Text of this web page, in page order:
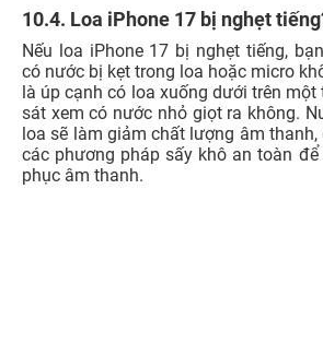
10.4. Loa iPhone 17 bị nghẹt
Nếu loa iPhone 17 bị nghẹt tiếng,
có nước bị kẹt trong loa hoặc micro
là úp cạnh có loa xuống dưới trên
sát xem có nước nhỏ giọt ra không.
loa sẽ làm giảm chất lượng âm
các phương pháp sấy khô an toàn
phục âm thanh.